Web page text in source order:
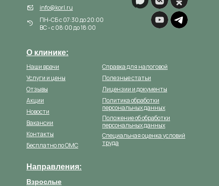
О клинике:
Направления:
Взрослые
Наши врачи
Услуги и цены
Отзывы
Акции
Новости
Вакансии
ПН-СБ с 07:30 до 20:00
ВС - с 08:00 до 18:00
Контакты
info@korl.ru
Бесплатно по ОМС
Справка для налоговой
Лицензии и документы
Политика обработки
персональных данных
Положение об обработки
персональных данных
Специальная оценка условий
труда
Полезные статьи